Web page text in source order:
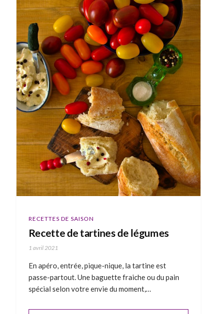
RECETTES DE SAISON
Recette de tartines de légumes
1 avril 2021
En apéro, entrée, pique-nique, la tartine est
passe-partout. Une baguette fraiche ou du pain
spécial selon votre envie du moment,…